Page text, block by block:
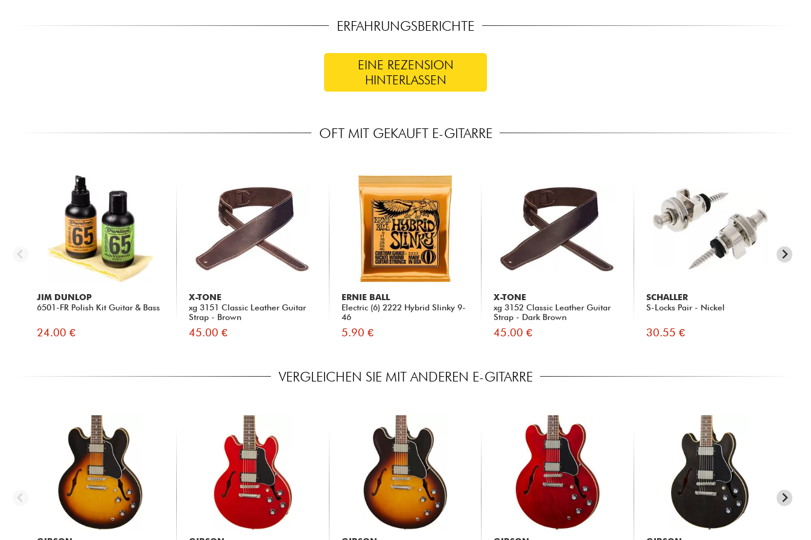
ERFAHRUNGSBERICHTE
EINE REZENSION
HINTERLASSEN
OFT MIT GEKAUFT E-GITARRE
JIM DUNLOP
6501-FR Polish Kit Guitar & Bass
24.00 €
X-TONE
xg 3151 Classic Leather Guitar
Strap - Brown
45.00 €
ERNIE BALL
Electric (6) 2222 Hybrid Slinky 9-
46
5.90 €
X-TONE
xg 3152 Classic Leather Guitar
Strap - Dark Brown
45.00 €
SCHALLER
S-Locks Pair - Nickel
30.55 €
VERGLEICHEN SIE MIT ANDEREN E-GITARRE